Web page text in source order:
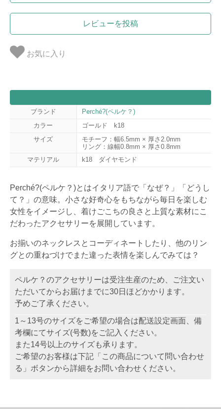
レビューを投稿
お気に入り
ブランド
Perché?(ペルケ？)
カラー
ゴールド k18
サイズ
モチーフ：幅6.5mm × 厚さ2.0mm
リング：線幅0.8mm × 厚さ0.8mm
マテリアル
k18 ダイヤモンド
Perché?(ペルケ？)とはイタリア語で「なぜ？」「どうし
て？」の意味。小さな好奇心をもちながら毎日を楽しむ
女性をイメージし、着けごこちの良さと上質な素材にこ
だわったアクセサリーを展開しています。
お揃いのネックレスとコーディネートしたり、他のリン
グとの重ねづけでまた違った表情を楽しんでみては？
ペルケ？のアクセサリーは受注生産のため、ご注文い
ただいてからお届けまでに30日ほどかかります。
予めご了承ください。
1～13号のサイズをご希望の場合は配送設定画面、備
考欄にてサイズ(号数)をご記入ください。
また14号以上のサイズも承ります。
ご希望のお客様は下記「この商品について問い合わせ
る」ボタンから詳細をお問い合わせください。